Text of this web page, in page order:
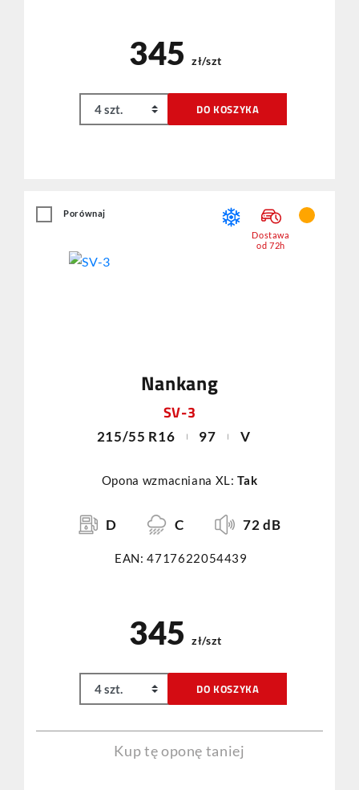
345 zł/szt
DO KOSZYKA
Nankang
SV-3
215/55 R16 97 V
Opona wzmacniana XL:Tak
D C 72 dB
EAN: 4717622054439
Porównaj
Dostawa
od 72h
345 zł/szt
DO KOSZYKA
Kup tę oponę taniej